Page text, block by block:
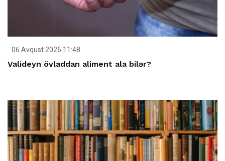
06 Avqust 2026 11:48
Valideyn övladdan aliment ala bilər?